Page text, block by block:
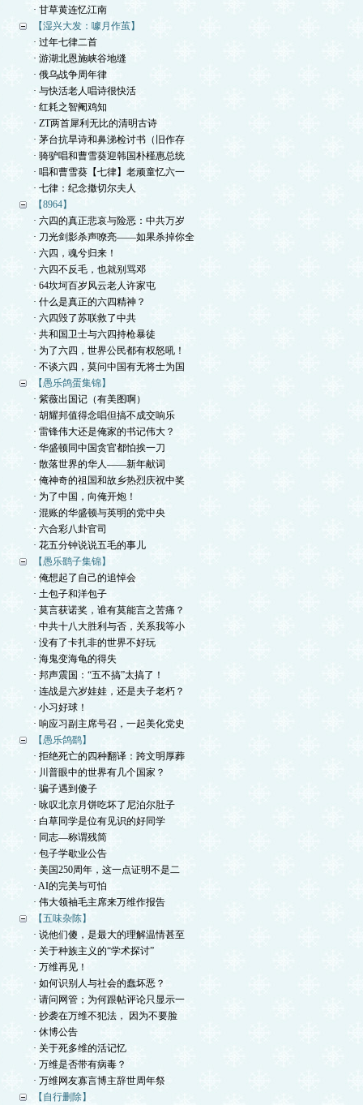
· 甘草黄连忆江南
【湿兴大发：噱月作茧】
· 过年七律二首
· 游湖北恩施峡谷地缝
· 俄乌战争周年律
· 与快活老人唱诗很快活
· 红耗之智阉鸡知
· ZT两首犀利无比的清明古诗
· 茅台抗旱诗和鼻涕检讨书（旧作存
· 骑驴唱和曹雪葵迎韩国朴槿惠总统
· 唱和曹雪葵【七律】老顽童忆六一
· 七律：纪念撒切尔夫人
【8964】
· 六四的真正悲哀与险恶：中共万岁
· 刀光剑影杀声嘹亮——如果杀掉你全
· 六四，魂兮归来！
· 六四不反毛，也就别骂邓
· 64坎坷百岁风云老人许家屯
· 什么是真正的六四精神？
· 六四毁了苏联救了中共
· 共和国卫士与六四持枪暴徒
· 为了六四，世界公民都有权怒吼！
· 不谈六四，莫问中国有无将士为国
【愚乐鸽蛋集锦】
· 紫薇出国记（有美图啊）
· 胡耀邦值得念唱但搞不成交响乐
· 雷锋伟大还是俺家的书记伟大？
· 华盛顿同中国贪官都怕挨一刀
· 散落世界的华人——新年献词
· 俺神奇的祖国和故乡热烈庆祝中奖
· 为了中国，向俺开炮！
· 混账的华盛顿与英明的党中央
· 六合彩八卦官司
· 花五分钟说说五毛的事儿
【愚乐鹞子集锦】
· 俺想起了自己的追悼会
· 土包子和洋包子
· 莫言获诺奖，谁有莫能言之苦痛？
· 中共十八大胜利与否，关系我等小
· 没有了卡扎非的世界不好玩
· 海鬼变海龟的得失
· 邦声震国：“五不搞”太搞了！
· 连战是六岁娃娃，还是夫子老朽？
· 小习好球！
· 响应习副主席号召，一起美化党史
【愚乐鸽鹞】
· 拒绝死亡的四种翻译：跨文明厚葬
· 川普眼中的世界有几个国家？
· 骗子遇到傻子
· 咏叹北京月饼吃坏了尼泊尔肚子
· 白草同学是位有见识的好同学
· 同志—称谓残简
· 包子学歇业公告
· 美国250周年，这一点证明不是二
· AI的完美与可怕
· 伟大领袖毛主席来万维作报告
【五味杂陈】
· 说他们傻，是最大的理解温情甚至
· 关于种族主义的“学术探讨”
· 万维再见！
· 如何识别人与社会的蠢坏恶？
· 请问网管；为何跟帖评论只显示一
· 抄袭在万维不犯法， 因为不要脸
· 休博公告
· 关于死多维的活记忆
· 万维是否带有病毒？
· 万维网友寡言博主辞世周年祭
【自行删除】